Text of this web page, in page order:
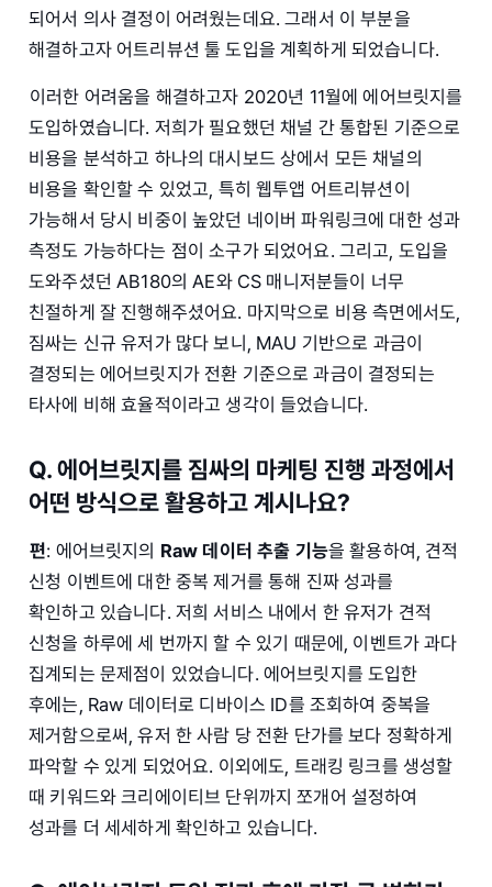
되어서 의사 결정이 어려웠는데요. 그래서 이 부분을
해결하고자 어트리뷰션 툴 도입을 계획하게 되었습니다.
이러한 어려움을 해결하고자 2020년 11월에 에어브릿지를
도입하였습니다. 저희가 필요했던 채널 간 통합된 기준으로
비용을 분석하고 하나의 대시보드 상에서 모든 채널의
비용을 확인할 수 있었고, 특히 웹투앱 어트리뷰션이
가능해서 당시 비중이 높았던 네이버 파워링크에 대한 성과
측정도 가능하다는 점이 소구가 되었어요. 그리고, 도입을
도와주셨던 AB180의 AE와 CS 매니저분들이 너무
친절하게 잘 진행해주셨어요. 마지막으로 비용 측면에서도,
짐싸는 신규 유저가 많다 보니, MAU 기반으로 과금이
결정되는 에어브릿지가 전환 기준으로 과금이 결정되는
타사에 비해 효율적이라고 생각이 들었습니다.
Q. 에어브릿지를 짐싸의 마케팅 진행 과정에서
어떤 방식으로 활용하고 계시나요?
편: 에어브릿지의 Raw 데이터 추출 기능을 활용하여, 견적
신청 이벤트에 대한 중복 제거를 통해 진짜 성과를
확인하고 있습니다. 저희 서비스 내에서 한 유저가 견적
신청을 하루에 세 번까지 할 수 있기 때문에, 이벤트가 과다
집계되는 문제점이 있었습니다. 에어브릿지를 도입한
후에는, Raw 데이터로 디바이스 ID를 조회하여 중복을
제거함으로써, 유저 한 사람 당 전환 단가를 보다 정확하게
파악할 수 있게 되었어요. 이외에도, 트래킹 링크를 생성할
때 키워드와 크리에이티브 단위까지 쪼개어 설정하여
성과를 더 세세하게 확인하고 있습니다.